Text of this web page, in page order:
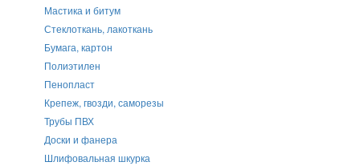
Мастика и битум
Стеклоткань, лакоткань
Бумага, картон
Полиэтилен
Пенопласт
Крепеж, гвозди, саморезы
Трубы ПВХ
Доски и фанера
Шлифовальная шкурка